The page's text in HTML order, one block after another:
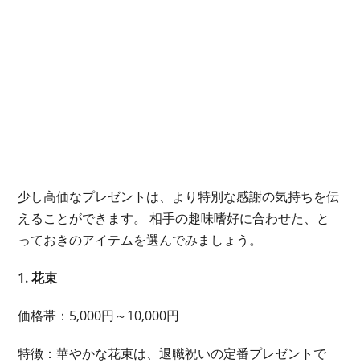
少し高価なプレゼントは、より特別な感謝の気持ちを伝
えることができます。 相手の趣味嗜好に合わせた、と
っておきのアイテムを選んでみましょう。
1. 花束
価格帯：5,000円～10,000円
特徴：華やかな花束は、退職祝いの定番プレゼントで